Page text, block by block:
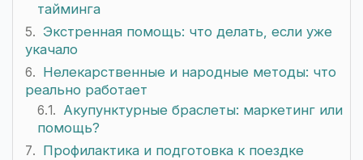
тайминга
Экстренная помощь: что делать, если уже
укачало
Нелекарственные и народные методы: что
реально работает
Акупунктурные браслеты: маркетинг или
помощь?
Профилактика и подготовка к поездке